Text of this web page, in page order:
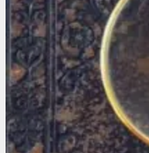
Mobile oder Nicht-Mobile?
1. April 2013
Darf man das angesichts
Miete. Ohne angepasste
Beitrag lesen